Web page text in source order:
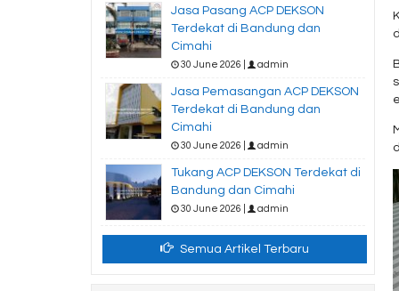
Jasa Pasang ACP DEKSON
Terdekat di Bandung dan
Cimahi
30 June 2026 | admin
Jasa Pemasangan ACP DEKSON
Terdekat di Bandung dan
Cimahi
30 June 2026 | admin
Tukang ACP DEKSON Terdekat di
Bandung dan Cimahi
30 June 2026 | admin
Semua Artikel Terbaru